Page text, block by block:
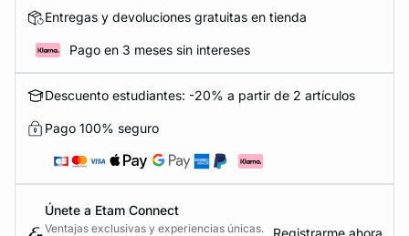
Entregas y devoluciones gratuitas en tienda
Pago en 3 meses sin intereses
Descuento estudiantes: -20% a partir de 2 artículos
Pago 100% seguro
Únete a Etam Connect
Ventajas exclusivas y experiencias únicas.
Registrarme ahora